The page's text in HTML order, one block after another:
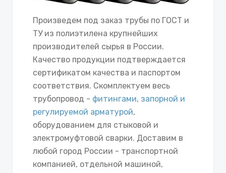
Произведем под заказ трубы по ГОСТ и
ТУ из полиэтилена крупнейших
производителей сырья в России.
Качество продукции подтверждается
сертификатом качества и паспортом
соответствия. Скомплектуем весь
трубопровод - фитингами, запорной и
регулируемой арматурой,
оборудованием для стыковой и
электромуфтовой сварки. Доставим в
любой город России - транспортной
компанией, отдельной машиной,